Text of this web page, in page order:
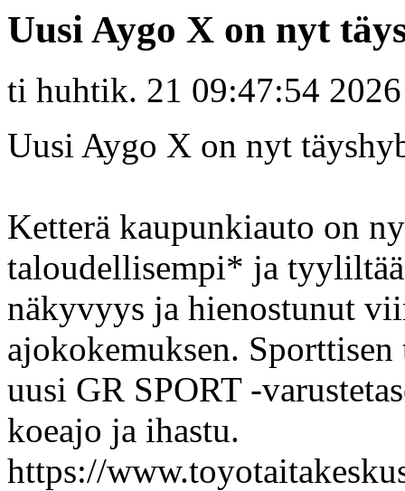
Uusi Aygo X on nyt
ti huhtik. 21 09:47:54 2026
Uusi Aygo X on nyt
Ketterä kaupunkiauto on
taloudellisempi* ja
näkyvyys ja hienostunut
ajokokemuksen.
uusi GR SPORT -
koeajo ja ihastu.
https://